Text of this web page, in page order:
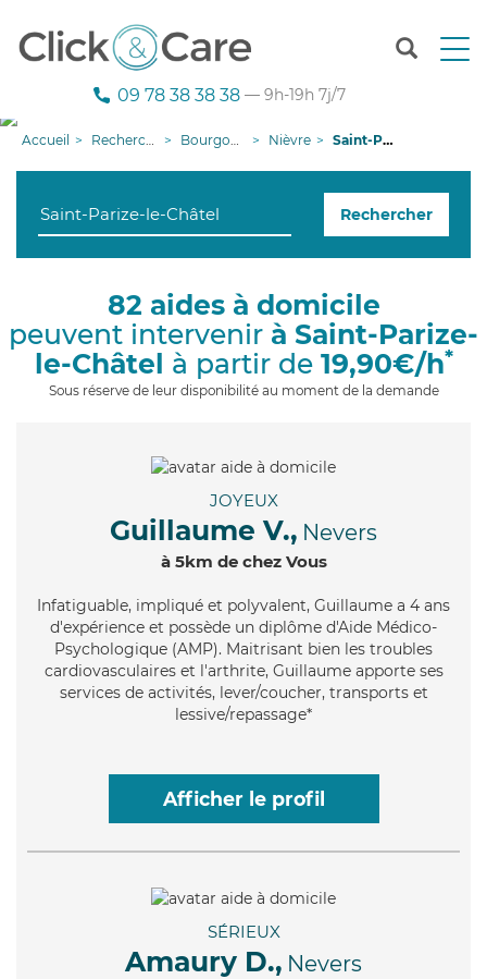
T
n
g
i
09 78 38 38 38 — 9h-19h 7j/7
Accueil Recherche aide à domicile Bourgogne-Franche-Comté Nièvre Saint-Parize-le-Châtel
Rechercher
82 aides à domicile
peuvent intervenir à Saint-Parize-
le-Châtel à partir de 19,90€/h*
Sous réserve de leur disponibilité au moment de la demande
JOYEUX
Guillaume V., Nevers
à 5km de chez Vous
Infatiguable, impliqué et polyvalent, Guillaume a 4 ans
d'expérience et possède un diplôme d'Aide Médico-
Psychologique (AMP). Maitrisant bien les troubles
cardiovasculaires et l'arthrite, Guillaume apporte ses
services de activités, lever/coucher, transports et
lessive/repassage*
Afficher le profil
SÉRIEUX
Amaury D., Nevers